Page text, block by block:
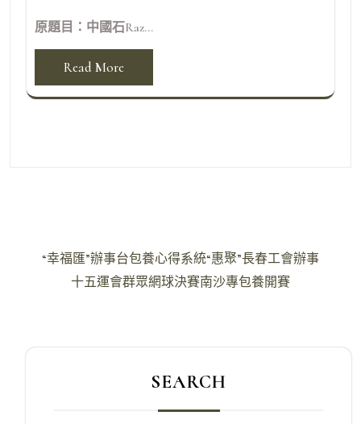
原題目：中國石Raz...
Read More
“幸福匯”辦事台包養心得系統“惠聚”長春工會辦事
十五運會群眾網球決賽南沙專包養開賽
SEARCH